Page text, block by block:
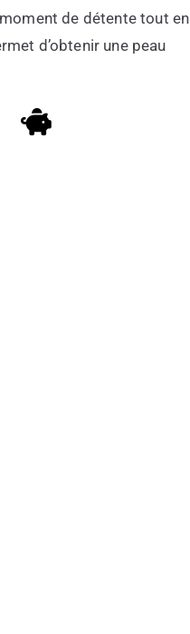
de détente tout en
d’obtenir une peau